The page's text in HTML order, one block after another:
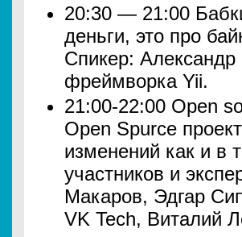
20:30 — 21:00
деньги, это про
Спикер:
фреймворка Yii.
21:00-22:00 Open
Open Spurce
изменений как и в
участников и
Макаров, Эдгар
VK Tech, Виталий